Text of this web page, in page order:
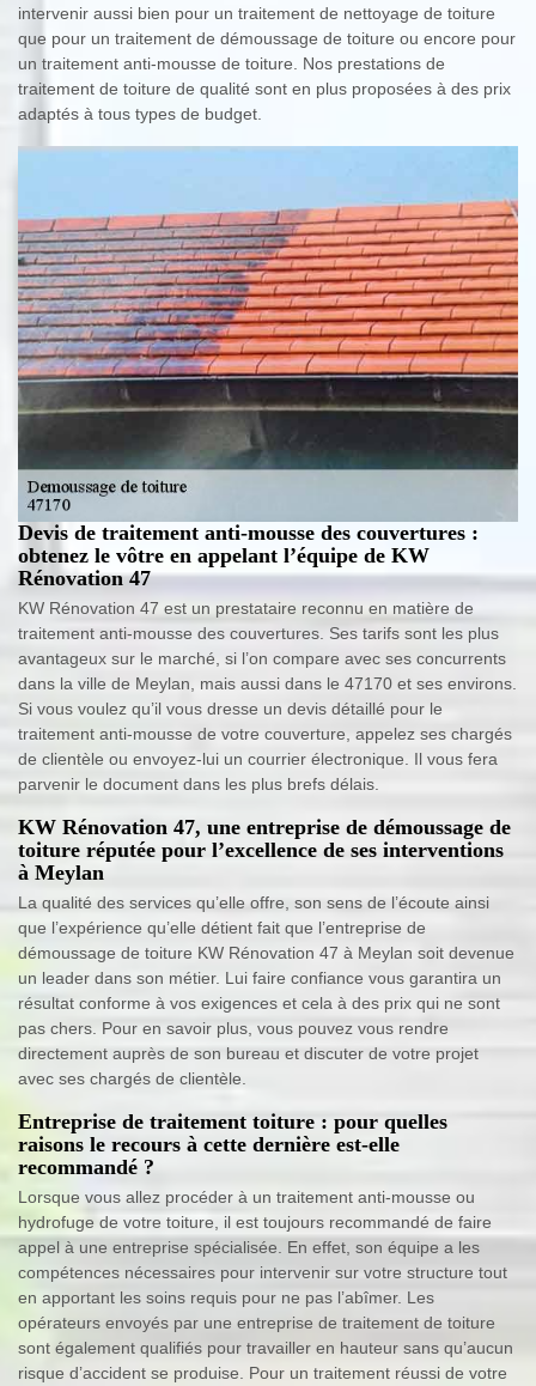
intervenir aussi bien pour un traitement de nettoyage de toiture
que pour un traitement de démoussage de toiture ou encore pour
un traitement anti-mousse de toiture. Nos prestations de
traitement de toiture de qualité sont en plus proposées à des prix
adaptés à tous types de budget.
Devis de traitement anti-mousse des couvertures :
obtenez le vôtre en appelant l’équipe de KW
Rénovation 47
KW Rénovation 47 est un prestataire reconnu en matière de
traitement anti-mousse des couvertures. Ses tarifs sont les plus
avantageux sur le marché, si l’on compare avec ses concurrents
dans la ville de Meylan, mais aussi dans le 47170 et ses environs.
Si vous voulez qu’il vous dresse un devis détaillé pour le
traitement anti-mousse de votre couverture, appelez ses chargés
de clientèle ou envoyez-lui un courrier électronique. Il vous fera
parvenir le document dans les plus brefs délais.
KW Rénovation 47, une entreprise de démoussage de
toiture réputée pour l’excellence de ses interventions
à Meylan
La qualité des services qu’elle offre, son sens de l’écoute ainsi
que l’expérience qu’elle détient fait que l’entreprise de
démoussage de toiture KW Rénovation 47 à Meylan soit devenue
un leader dans son métier. Lui faire confiance vous garantira un
résultat conforme à vos exigences et cela à des prix qui ne sont
pas chers. Pour en savoir plus, vous pouvez vous rendre
directement auprès de son bureau et discuter de votre projet
avec ses chargés de clientèle.
Entreprise de traitement toiture : pour quelles
raisons le recours à cette dernière est-elle
recommandé ?
Lorsque vous allez procéder à un traitement anti-mousse ou
hydrofuge de votre toiture, il est toujours recommandé de faire
appel à une entreprise spécialisée. En effet, son équipe a les
compétences nécessaires pour intervenir sur votre structure tout
en apportant les soins requis pour ne pas l’abîmer. Les
opérateurs envoyés par une entreprise de traitement de toiture
sont également qualifiés pour travailler en hauteur sans qu’aucun
risque d’accident se produise. Pour un traitement réussi de votre